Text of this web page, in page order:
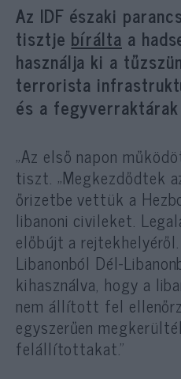
Az IDF északi
tisztje bírálta a
használja ki a
terrorista
és a
„Az első napon
tiszt. „Megkezdődtek
őrizetbe vettük a
libanoni civileket.
előbújt a
Libanonból Dél-
kihasználva, hogy a
nem állított fel
egyszerűen
felállítottakat.”